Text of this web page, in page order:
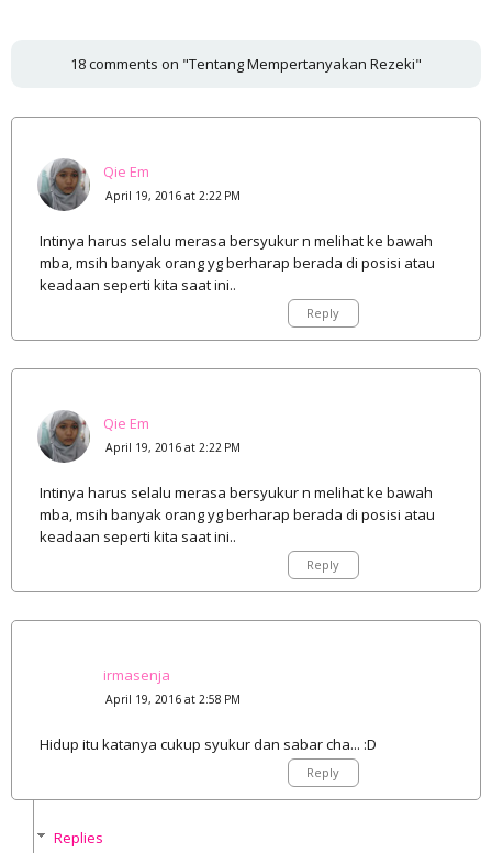
18 comments on "Tentang Mempertanyakan Rezeki"
Qie Em
April 19, 2016 at 2:22 PM
Intinya harus selalu merasa bersyukur n melihat ke bawah
mba, msih banyak orang yg berharap berada di posisi atau
keadaan seperti kita saat ini..
Reply
Qie Em
April 19, 2016 at 2:22 PM
Intinya harus selalu merasa bersyukur n melihat ke bawah
mba, msih banyak orang yg berharap berada di posisi atau
keadaan seperti kita saat ini..
Reply
irmasenja
April 19, 2016 at 2:58 PM
Hidup itu katanya cukup syukur dan sabar cha... :D
Reply
Replies